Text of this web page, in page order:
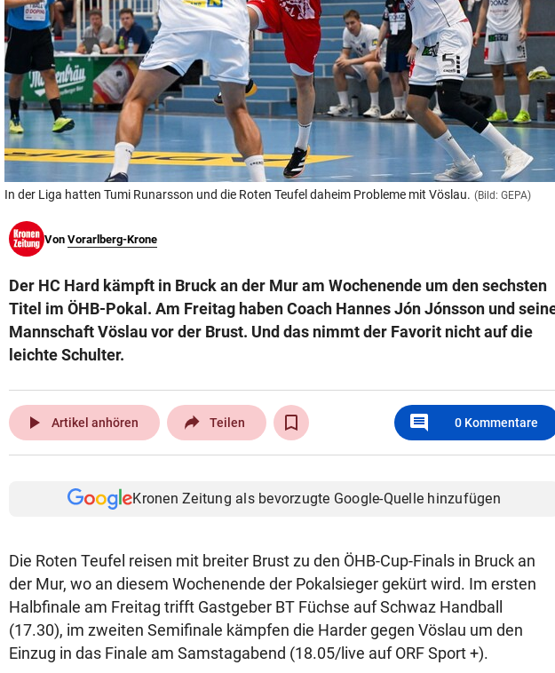
In der Liga hatten Tumi Runarsson und die Roten Teufel daheim Probleme mit Vöslau. (Bild: GEPA)
Von Vorarlberg-Krone
Der HC Hard kämpft in Bruck an der Mur am Wochenende um den sechsten
Titel im ÖHB-Pokal. Am Freitag haben Coach Hannes Jón Jónsson und
Mannschaft Vöslau vor der Brust. Und das nimmt der Favorit nicht auf die
leichte Schulter.
play_arrow Artikel anhören Teilen comment 0 Kommentare
Kronen Zeitung als bevorzugte Google-Quelle hinzufügen
Die Roten Teufel reisen mit breiter Brust zu den ÖHB-Cup-Finals in Bruck an
der Mur, wo an diesem Wochenende der Pokalsieger gekürt wird. Im ersten
Halbfinale am Freitag trifft Gastgeber BT Füchse auf Schwaz Handball
(17.30), im zweiten Semifinale kämpfen die Harder gegen Vöslau um den
Einzug in das Finale am Samstagabend (18.05/live auf ORF Sport +).